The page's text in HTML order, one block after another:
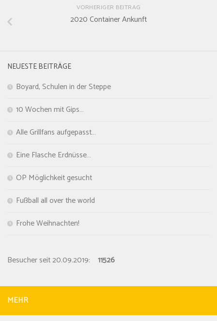
VORHERIGER BEITRAG
2020 Container Ankunft
NEUESTE BEITRÄGE
Boyard, Schulen in der Steppe
10 Wochen mit Gips…
Alle Grillfans aufgepasst…
Eine Flasche Erdnüsse…
OP Möglichkeit gesucht
Fußball all over the world
Frohe Weihnachten!
Besucher seit 20.09.2019: 11526
MEHR